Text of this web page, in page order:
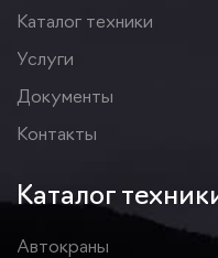
Каталог техники
Услуги
Документы
Контакты
Каталог
Автокраны